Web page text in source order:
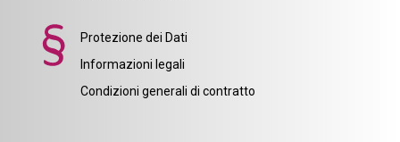
Protezione dei Dati
Informazioni legali
Condizioni generali di contratto